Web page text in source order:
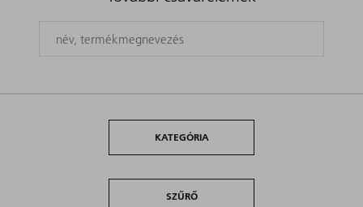
KATEGÓRIA
SZŰRŐ